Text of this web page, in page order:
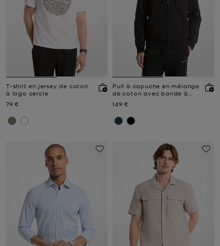
T-shirt en jersey de coton
à logo cercle
Prix actuel
79 €
Pull à capuche en mélange
de coton avec bande à
Prix actuel
149 €